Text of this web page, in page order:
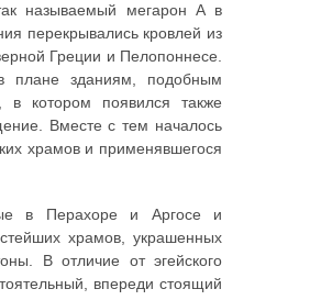
называемый мегарон А в
перекрывались кровлей из
Греции и Пелопоннесе.
плане зданиям, подобным
котором появился также
Вместе с тем началось
храмов и применявшегося
в Перахоре и Аргосе и
храмов, украшенных
В отличие от эгейского
впереди стоящий